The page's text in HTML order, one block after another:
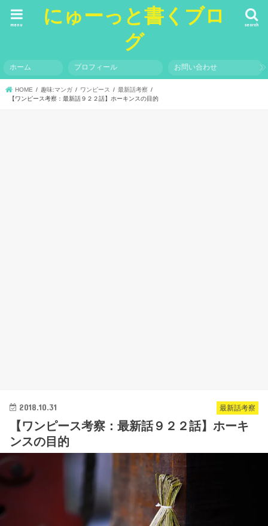
にゅーっと書くブロ
グ
search
menu
ホーム プロフィール お問い合わせ
HOME 趣味:マンガ ワンピース
最新話考察
【ワンピース考察：最新話９２２話】ホーキンスの目的
最新話考察
2018.10.31
【ワンピース考察：最新話９２２話】ホーキ
ンスの目的